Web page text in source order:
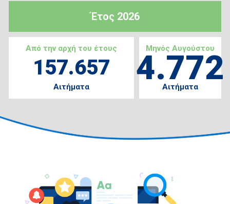
Έτος 2026
Από την αρχή του έτους
157.657
Αιτήματα
Μηνός Αυγούστου
4.772
Αιτήματα